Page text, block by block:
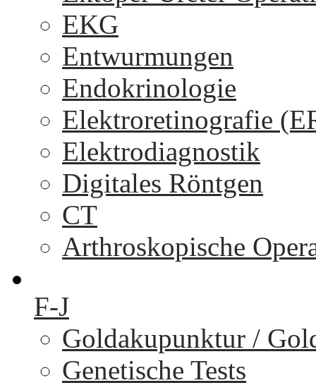
EKG
Entwurmungen
Endokrinologie
Elektroretinografie
Elektrodiagnostik
Digitales Röntgen
CT
Arthroskopische
F-J
Goldakupunktur /
Genetische Tests